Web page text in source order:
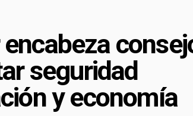
seguridad
y economía